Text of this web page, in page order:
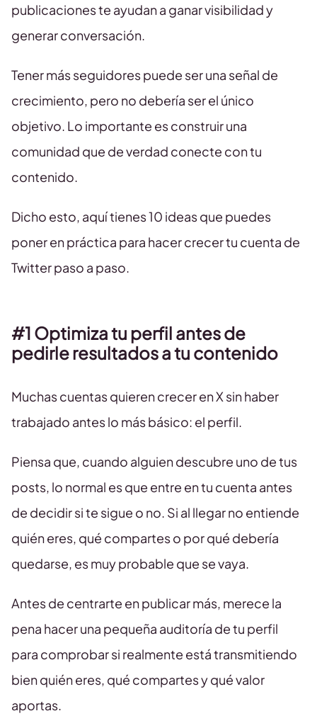
publicaciones te ayudan a ganar visibilidad y
generar conversación.
Tener más seguidores puede ser una señal de
crecimiento, pero no debería ser el único
objetivo. Lo importante es construir una
comunidad que de verdad conecte con tu
contenido.
Dicho esto, aquí tienes 10 ideas que puedes
poner en práctica para hacer crecer tu cuenta de
Twitter paso a paso.
#1 Optimiza tu perfil antes de
pedirle resultados a tu contenido
Muchas cuentas quieren crecer en X sin haber
trabajado antes lo más básico: el perfil.
Piensa que, cuando alguien descubre uno de tus
posts, lo normal es que entre en tu cuenta antes
de decidir si te sigue o no. Si al llegar no entiende
quién eres, qué compartes o por qué debería
quedarse, es muy probable que se vaya.
Antes de centrarte en publicar más, merece la
pena hacer una pequeña auditoría de tu perfil
para comprobar si realmente está transmitiendo
bien quién eres, qué compartes y qué valor
aportas.